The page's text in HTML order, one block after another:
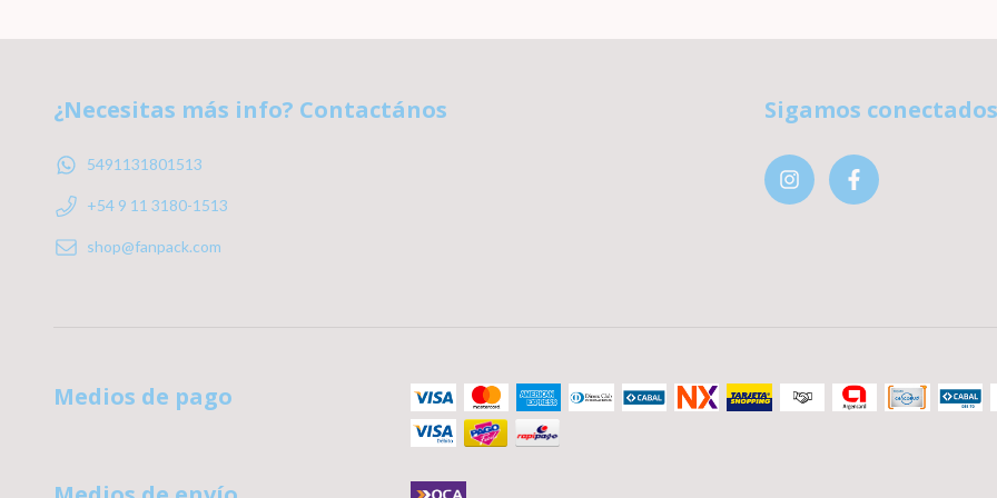
¿Necesitas más info? Contactános
5491131801513
+54 9 11 3180-1513
shop@fanpack.com
Sigamos conectados
Medios de pago